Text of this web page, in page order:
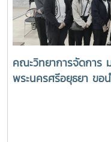
คณะวิทยาการจัดการ
พระนครศรีอยุธยา ขอ